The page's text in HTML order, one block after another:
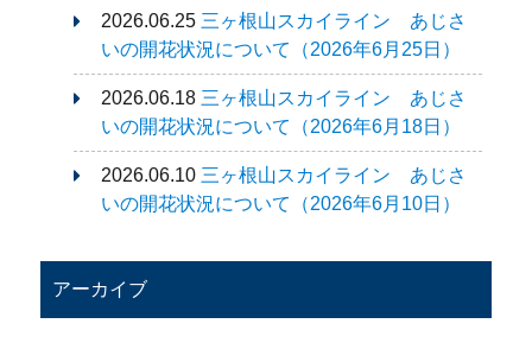
2026.06.25 三ヶ根山スカイライン あじさ
いの開花状況について（2026年6月25日）
2026.06.18 三ヶ根山スカイライン あじさ
いの開花状況について（2026年6月18日）
2026.06.10 三ヶ根山スカイライン あじさ
いの開花状況について（2026年6月10日）
アーカイブ